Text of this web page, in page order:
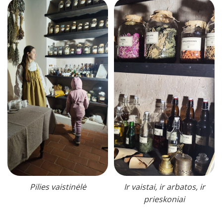
Pilies vaistinėlė
Ir vaistai, ir arbatos, ir
prieskoniai